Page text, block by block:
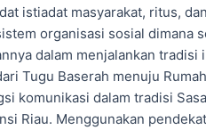
istiadat masyarakat, ritus,
organisasi sosial dimana
dalam menjalankan
Tugu Baserah menuju
komunikasi dalam tradisi
Riau. Menggunakan